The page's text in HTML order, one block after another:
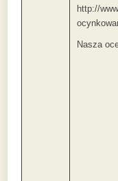
http://
Nasza